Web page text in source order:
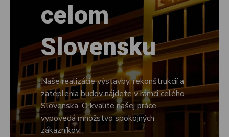
celom
Slovensku
Naše realizácie výstavby, rekonštrukcií a
zateplenia budov nájdete v rámci celého
Slovenska. O kvalite našej práce
vypovedá množstvo spokojných
zákazníkov.